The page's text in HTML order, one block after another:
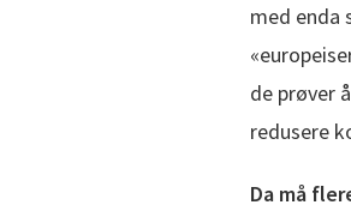
med enda
de prøver
redusere
Da må